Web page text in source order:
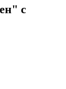
с